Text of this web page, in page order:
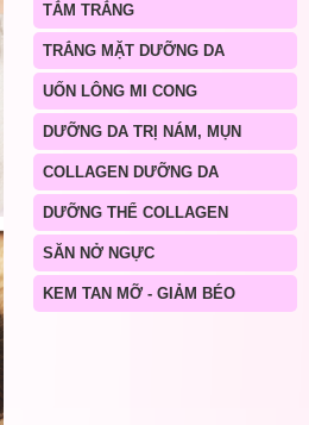
TẮM TRẮNG
TRẮNG MẶT DƯỠNG DA
UỐN LÔNG MI CONG
DƯỠNG DA TRỊ NÁM, MỤN
COLLAGEN DƯỠNG DA
DƯỠNG THỂ COLLAGEN
SĂN NỞ NGỰC
KEM TAN MỠ - GIẢM BÉO